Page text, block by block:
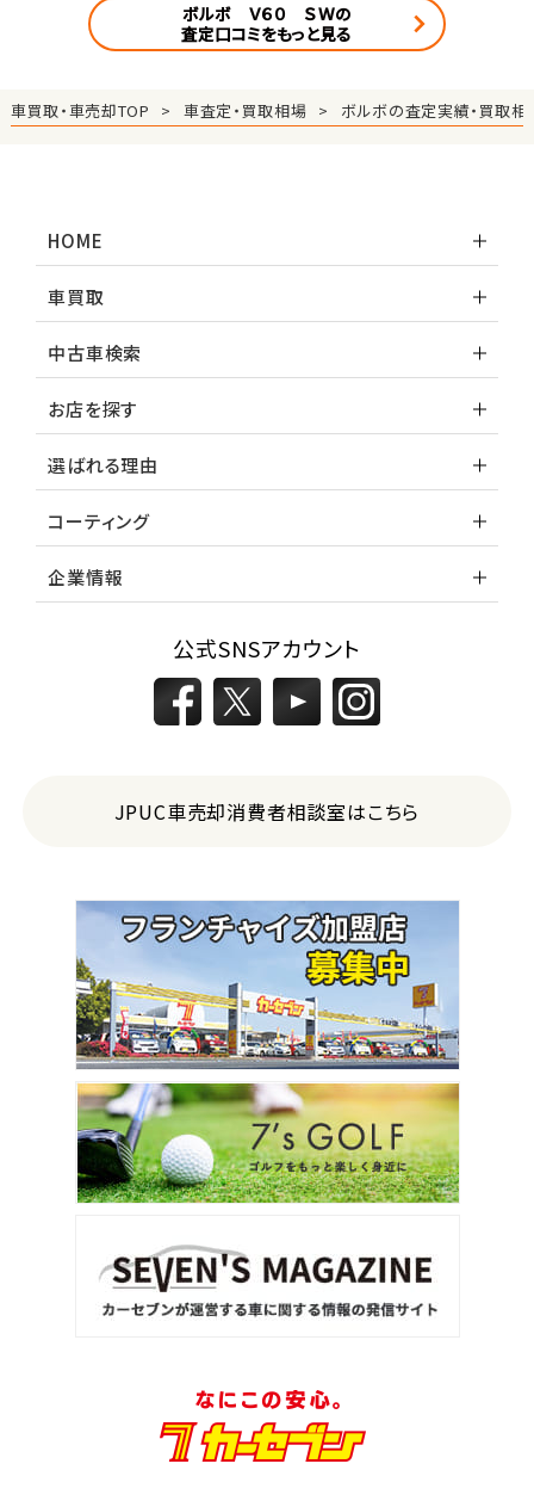
ボルボ Ｖ６０ ＳＷの
査定口コミをもっと見る
車買取・車売却TOP 車査定・買取相場 ボルボの査定実績・買取相
HOME
車買取
中古車検索
お店を探す
選ばれる理由
コーティング
企業情報
公式SNSアカウント
JPUC車売却消費者相談室はこちら